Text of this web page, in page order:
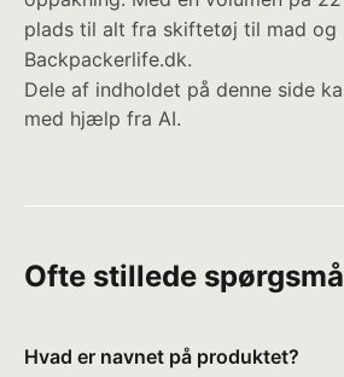
plads til alt fra skiftetøj til mad og
Backpackerlife.dk.
Dele af indholdet på denne side
med hjælp fra AI.
Ofte stillede
Hvad er navnet på produktet?